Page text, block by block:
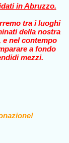
in Abruzzo.
tra i luoghi
della nostra
e nel contempo
a fondo
mezzi.